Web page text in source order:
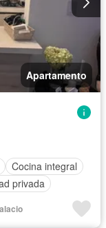
Apartamento
Cocina integral
privada